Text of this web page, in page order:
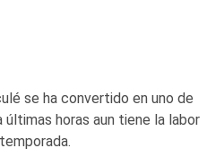
se ha convertido en uno de
horas aun tiene la labor